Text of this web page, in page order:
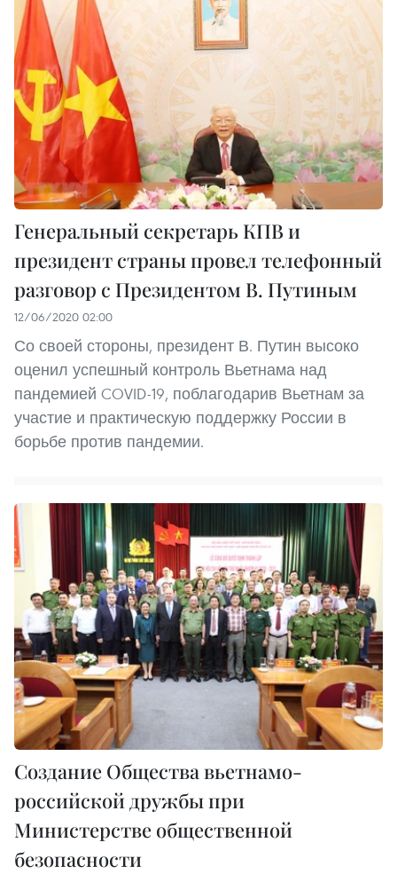
Генеральный секретарь КПВ и
президент страны провел телефонный
разговор с Президентом В. Путиным
12/06/2020 02:00
Со своей стороны, президент В. Путин высоко
оценил успешный контроль Вьетнама над
пандемией COVID-19, поблагодарив Вьетнам за
участие и практическую поддержку России в
борьбе против пандемии.
Создание Общества вьетнамо-
российской дружбы при
Министерстве общественной
безопасности